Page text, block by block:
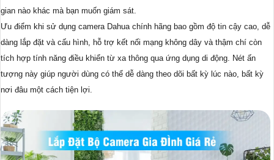
gian nào khác mà bạn muốn giám sát.
Ưu điểm khi sử dụng camera Dahua chính hãng bao gồm độ tin cậy cao, dễ
dàng lắp đặt và cấu hình, hỗ trợ kết nối mạng không dây và thậm chí còn
tích hợp tính năng điều khiển từ xa thông qua ứng dụng di động. Nét ấn
tượng này giúp người dùng có thể dễ dàng theo dõi bất kỳ lúc nào, bất kỳ
nơi đâu một cách tiện lợi.